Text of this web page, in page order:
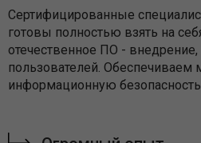
Сертифицированные
готовы полностью взять на
отечественное ПО -
пользователей.
информационную